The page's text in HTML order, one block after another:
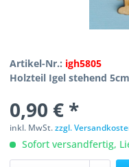
Artikel-Nr.: igh5805
Holzteil Igel stehend 5cm
0,90 € *
inkl. MwSt.zzgl.
Sofort versandfertig,